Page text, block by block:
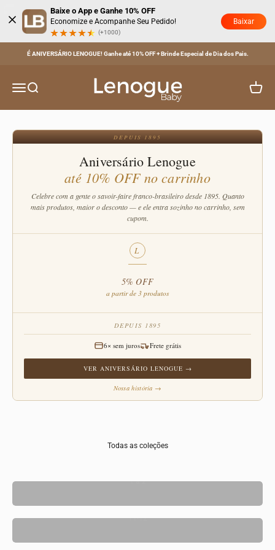
Baixe o App e Ganhe 10% OFF
Economize e Acompanhe Seu Pedido!
(+1000)
Baixar
É ANIVERSÁRIO LENOGUE! Ganhe até 10% OFF + Brinde Especial de Dia dos Pais.
MenuBuscar
Lenogue Baby
DEPUIS 1895
Aniversário Lenogue
até 10% OFF no carrinho
Celebre com a gente o savoir-faire franco-brasileiro desde 1895. Quanto
mais produtos, maior o desconto — e ele entra sozinho no carrinho, sem
cupom.
L
5% OFF
a partir de 3 produtos
DEPUIS 1895
6× sem juros Frete grátis
VER ANIVERSÁRIO LENOGUE →
Nossa história →
Todas as coleções
1 a 2
11-12